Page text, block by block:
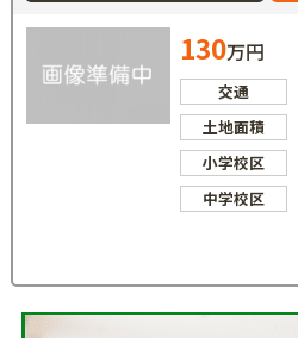
130万円
交通
土地面積
小学校区
中学校区